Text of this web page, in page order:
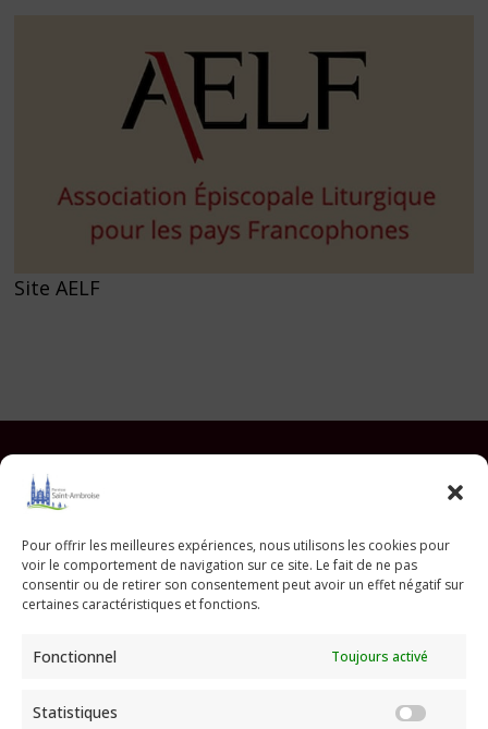
Pour offrir les meilleures expériences, nous utilisons les cookies pour
voir le comportement de navigation sur ce site. Le fait de ne pas
consentir ou de retirer son consentement peut avoir un effet négatif sur
certaines caractéristiques et fonctions.
Fonctionnel Toujours activé
Statistiques
Site AELF
Paroisse Saint Ambroise
33 avenue Parmentier - 75011 Paris
01 43 55 56 18